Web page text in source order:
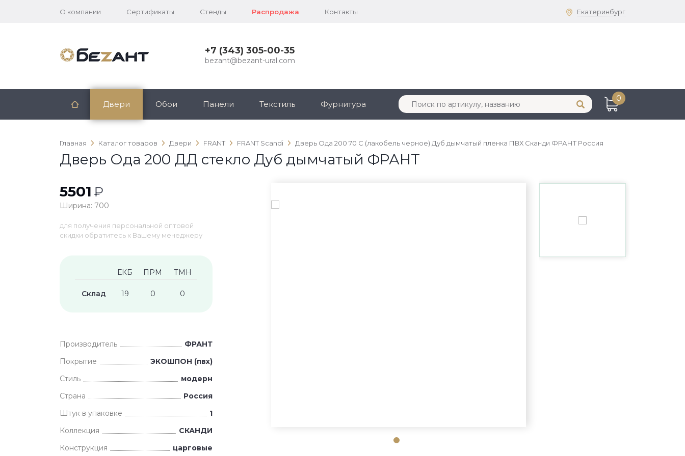
О компании Сертификаты Стенды Распродажа Контакты Екатеринбург
+7 (343) 305-00-35
bezant@bezant-ural.com
Двери Обои Панели Текстиль Фурнитура
0
Главная Каталог товаров Двери FRANT FRANT Scandi Дверь Ода 200 70 С (лакобель черное) Дуб дымчатый пленка ПВХ Сканди ФРАНТ Россия
Дверь Ода 200 ДД стекло Дуб дымчатый ФРАНТ
5501₽
Ширина: 700
для получения персональной оптовой
скидки обратитесь к Вашему менеджеру
ЕКБ ПРМ ТМН
Склад 19 0 0
Производитель
ФРАНТ
Покрытие
ЭКОШПОН (пвх)
Стиль
модерн
Страна
Россия
Штук в упаковке
1
Коллекция
СКАНДИ
Конструкция
царговые